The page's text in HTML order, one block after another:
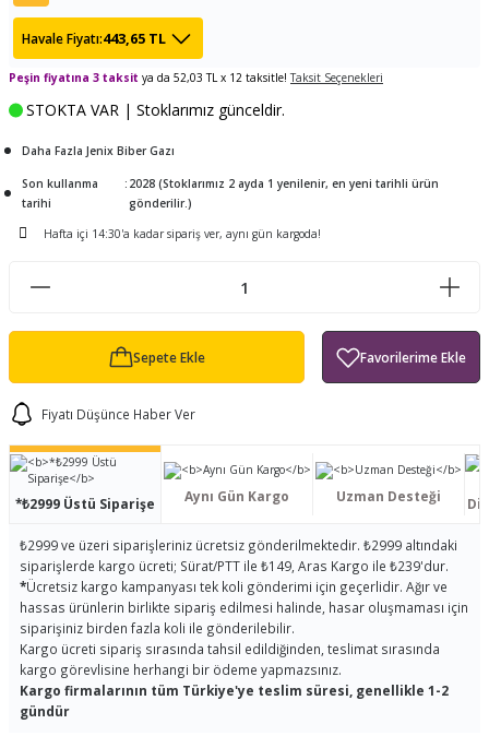
Makine Yağı
Göl Kamışı
Balık Malzemeleri Çantası
Mücadele Kemeri
Balık Kovası
Testere
/ Yedek Parça
Havale Fiyatı:443,65 TL
Peşin fiyatına 3 taksit ya da 52,03 TL x 12 taksitle! Taksit Seçenekleri
STOKTA VAR | Stoklarımız günceldir.
Daha Fazla Jenix Biber Gazı
Son kullanma
tarihi
2028 (Stoklarımız 2 ayda 1 yenilenir, en yeni tarihli ürün
gönderilir.)
Hafta içi 14:30'a kadar sipariş ver, aynı gün kargoda!
Sepete Ekle
Fiyatı Düşünce Haber Ver
*₺2999 Üstü Siparişe Aynı Gün Kargo Uzman Desteği
₺2999 ve üzeri siparişleriniz ücretsiz gönderilmektedir. ₺2999 altındaki
siparişlerde kargo ücreti; Sürat/PTT ile ₺149, Aras Kargo ile ₺239'dur.
*Ücretsiz kargo kampanyası tek koli gönderimi için geçerlidir. Ağır ve
hassas ürünlerin birlikte sipariş edilmesi halinde, hasar oluşmaması için
siparişiniz birden fazla koli ile gönderilebilir.
Kargo ücreti sipariş sırasında tahsil edildiğinden, teslimat sırasında
kargo görevlisine herhangi bir ödeme yapmazsınız.
Kargo firmalarının tüm Türkiye'ye teslim süresi, genellikle 1-2
gündür